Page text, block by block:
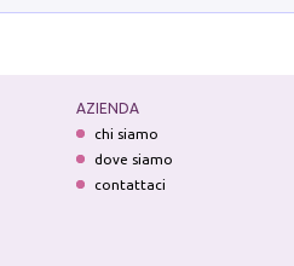
AZIENDA
chi siamo
dove siamo
contattaci